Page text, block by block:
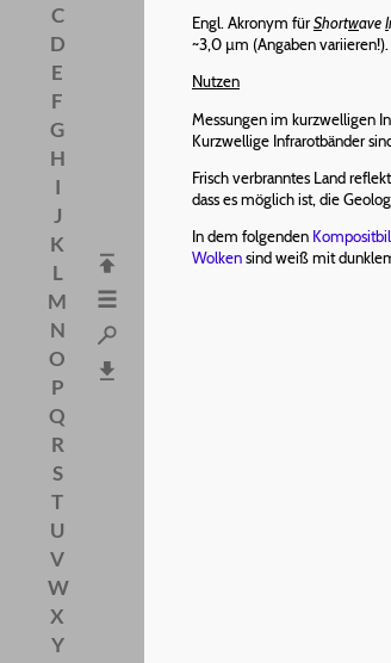
C
D
E
F
G
H
I
J
K
L
M
N
O
P
Q
R
S
T
U
V
W
X
Y
Engl. Akronym fürShortwaveI
~3,0 µm (Angaben
Nutzen
Messungen im kurzwelligen
Kurzwellige Infrarotbänder
Frisch verbranntes Land
dass es möglich ist, die
In dem folgenden
Wolkensind weiß mit